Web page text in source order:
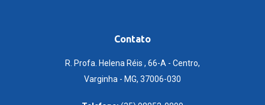
Contato
R. Profa. Helena Réis , 66-A - Centro,
Varginha - MG, 37006-030